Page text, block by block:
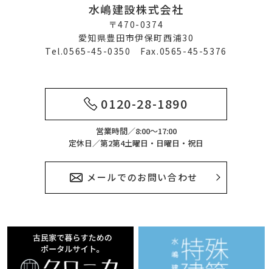
水嶋建設株式会社
〒470-0374
愛知県豊田市伊保町西浦30
Tel.0565-45-0350 Fax.0565-45-5376
0120-28-1890
営業時間／8:00～17:00
定休日／第2第4土曜日・日曜日・祝日
メールでのお問い合わせ